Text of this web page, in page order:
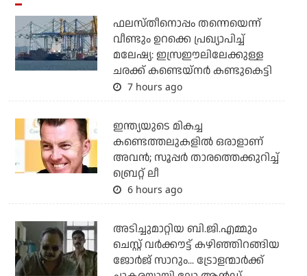
ഫലസ്തീനൊപ്പം തന്നെയെന്ന്
വീണ്ടും ഉറക്കെ പ്രഖ്യാപിച്ച്
മലേഷ്യ: ഇസ്രഈലിലേക്കുള്ള
ചരക്ക് കണ്ടെയ്‌നര്‍ കണ്ടുകെട്ടി
7 hours ago
ഇന്ത്യയുടെ മികച്ച
കണ്ടെത്തലുകളില്‍ ഒരാളാണ്
അവന്‍; സൂപ്പര്‍ താരത്തെക്കുറിച്ച്
ബ്രെറ്റ് ലീ
6 hours ago
അടിച്ചുമാറ്റിയ ബി.ജി.എമ്മും
ചെസ്റ്റ് വര്‍ക്കൗട്ട് കഴിഞ്ഞിറങ്ങിയ
ജോര്‍ജ് സാറും... ട്രോളന്മാര്‍ക്ക്